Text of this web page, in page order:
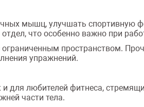
мышц, улучшать спортивную
что особенно важно при
пространством.
упражнений.
и для любителей фитнеса,
части тела.